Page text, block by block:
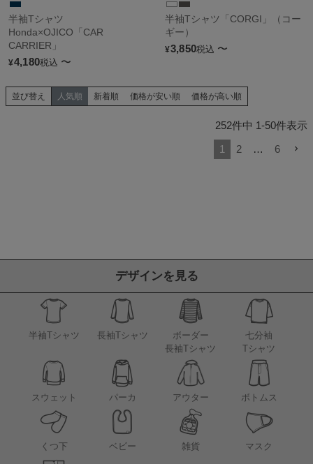
半袖Tシャツ
Honda×OJICO「CAR
CARRIER」
¥4,180税込 〜
半袖Tシャツ「CORGI」（コー
ギー）
¥3,850税込 〜
並び替え 人気順 新着順 価格が安い順 価格が高い順
252件中 1-50件表示
1
2 … 6
デザインを見る
半袖Tシャツ 長袖Tシャツ
ボーダー
長袖Tシャツ
七分袖
Tシャツ
スウェット パーカ アウター ボトムス
くつ下 ベビー 雑貨 マスク